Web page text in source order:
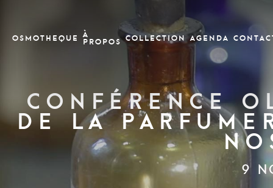
OSMOTHEQUE À
PROPOS COLLECTION Agenda
Conférence
de la
9